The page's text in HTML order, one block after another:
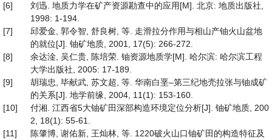
[6]
刘迅. 地质力学在矿产资源勘查中的应用[M]. 北京: 地质出版社,
1998: 1-194.
[7]
邱爱金, 郭令智, 舒良树, 等. 走滑拉分作用与相山产铀火山盆地
的就位[J]. 铀矿地质, 2001, 17(5): 266-272.
[8]
余达淦, 吴仁贵, 陈培荣. 铀资源地质学[M]. 哈尔滨: 哈尔滨工程
大学出版社, 2005: 17-189.
[9]
胡瑞忠, 毕献武, 苏文超, 等. 华南白垩–第三纪地壳拉张与铀成矿
的关系[J]. 地学前缘, 2004, 11(1): 153-160.
[10]
付湘. 江西省5大铀矿田深部构造环境定位分析[J]. 铀矿地质, 200
2, 18(1): 55-61.
[11]
陈肇博, 谢佑新, 王灿林, 等. 1220破火山口铀矿田的构造特征及